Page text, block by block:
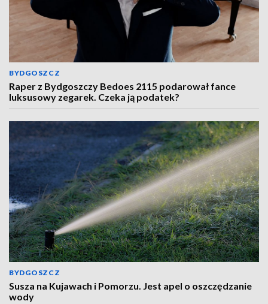
BYDGOSZCZ
Raper z Bydgoszczy Bedoes 2115 podarował fance
luksusowy zegarek. Czeka ją podatek?
BYDGOSZCZ
Susza na Kujawach i Pomorzu. Jest apel o oszczędzanie
wody